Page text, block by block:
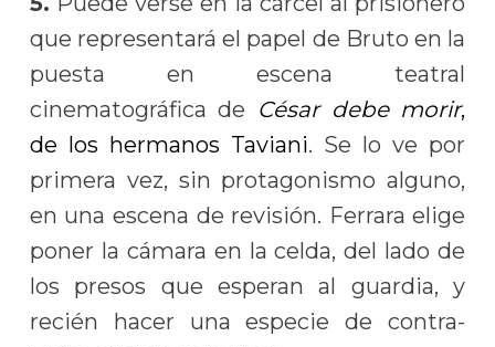
que representará el papel de Bruto en la
puesta en escena teatral
cinematográfica de César debe morir,
de los hermanos Taviani. Se lo ve por
primera vez, sin protagonismo alguno,
en una escena de revisión. Ferrara elige
poner la cámara en la celda, del lado de
los presos que esperan al guardia, y
recién hacer una especie de contra-